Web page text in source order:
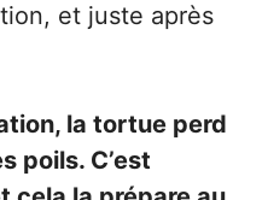
et juste après
la tortue perd
poils. C’est